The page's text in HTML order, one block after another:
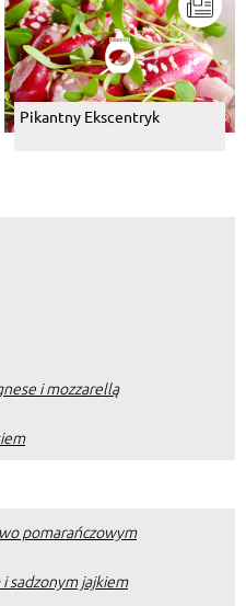
Pikantny Ekscentryk
i mozzarellą
pomarańczowym
sadzonym jajkiem